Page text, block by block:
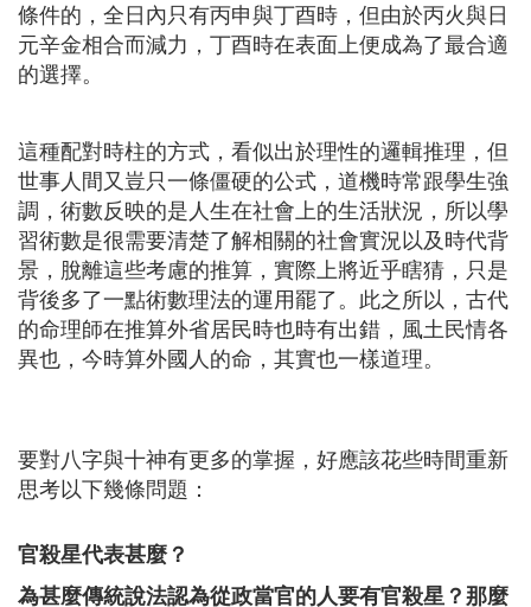
條件的，全日內只有丙申與丁酉時，但由於丙火與日
元辛金相合而減力，丁酉時在表面上便成為了最合適
的選擇。
這種配對時柱的方式，看似出於理性的邏輯推理，但
世事人間又豈只一條僵硬的公式，道機時常跟學生強
調，術數反映的是人生在社會上的生活狀況，所以學
習術數是很需要清楚了解相關的社會實況以及時代背
景，脫離這些考慮的推算，實際上將近乎瞎猜，只是
背後多了一點術數理法的運用罷了。此之所以，古代
的命理師在推算外省居民時也時有出錯，風土民情各
異也，今時算外國人的命，其實也一樣道理。
要對八字與十神有更多的掌握，好應該花些時間重新
思考以下幾條問題：
官殺星代表甚麼？
為甚麼傳統說法認為從政當官的人要有官殺星？那麼